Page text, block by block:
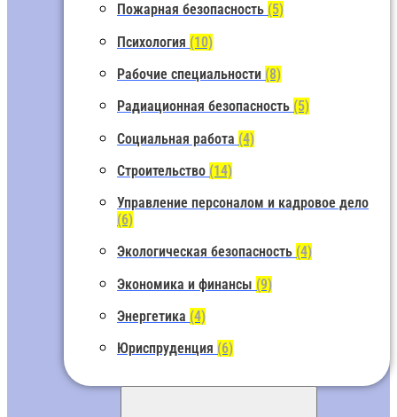
Пожарная безопасность (5)
Психология (10)
Рабочие специальности (8)
Радиационная безопасность (5)
Социальная работа (4)
Строительство (14)
Управление персоналом и кадровое дело
(6)
Экологическая безопасность (4)
Экономика и финансы (9)
Энергетика (4)
Юриспруденция (6)